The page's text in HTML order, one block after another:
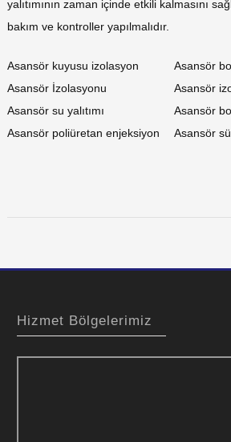
yalıtımının zaman içinde etkili kalmasını
bakım ve kontroller yapılmalıdır.
Asansör kuyusu izolasyon
Asansör
Asansör İzolasyonu
Asansör
Asansör su yalıtımı
Asansör
Asansör poliüretan enjeksiyon
Asansör
Hizmet Bölgelerimiz